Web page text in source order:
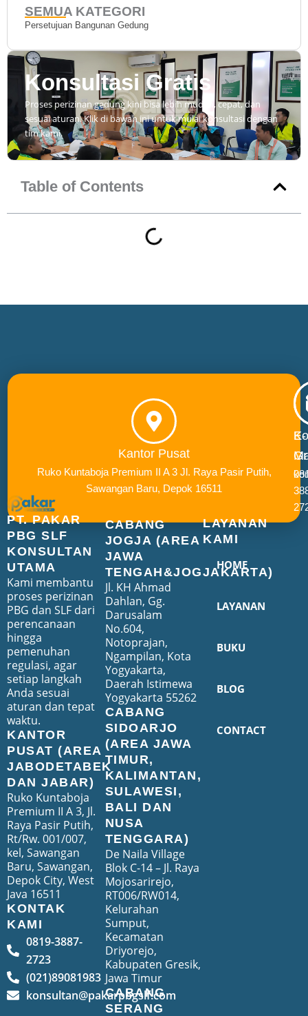
SEMUA KATEGORI
Persetujuan Bangunan Gedung
Konsultasi Gratis
Proses perizinan gedung kini bisa lebih mudah, cepat, dan
sesuai aturan. Klik di bawah ini untuk mulai konsultasi dengan
tim kami.
Table of Contents
Kantor Pusat
Ruko Kuntaboja Premium II A 3 Jl. Raya Pasir Putih,
Sawangan Baru, Depok 16511
E-
PT. PAKAR
PBG SLF
KONSULTAN
UTAMA
Kami membantu
proses perizinan
PBG dan SLF dari
perencanaan
hingga
pemenuhan
regulasi, agar
setiap langkah
Anda sesuai
aturan dan tepat
waktu.
KANTOR
PUSAT (AREA
JABODETABEK
DAN JABAR)
Ruko Kuntaboja
Premium II A 3, Jl.
Raya Pasir Putih,
Rt/Rw. 001/007,
kel, Sawangan
Baru, Sawangan,
Depok City, West
Java 16511
KONTAK
KAMI
0819-3887-
2723
(021)89081983
konsultan@pakarpbgslf.com
CABANG
JOGJA (AREA
JAWA
TENGAH&JOGJAKARTA)
Jl. KH Ahmad
Dahlan, Gg.
Darusalam
No.604,
Notoprajan,
Ngampilan, Kota
Yogyakarta,
Daerah Istimewa
Yogyakarta 55262
CABANG
SIDOARJO
(AREA JAWA
TIMUR,
KALIMANTAN,
SULAWESI,
BALI DAN
NUSA
TENGGARA)
De Naila Village
Blok C-14 – Jl. Raya
Mojosarirejo,
RT006/RW014,
Kelurahan
Sumput,
Kecamatan
Driyorejo,
Kabupaten Gresik,
Jawa Timur
CABANG
SERANG
LAYANAN
KAMI
HOME
LAYANAN
BUKU
BLOG
CONTACT